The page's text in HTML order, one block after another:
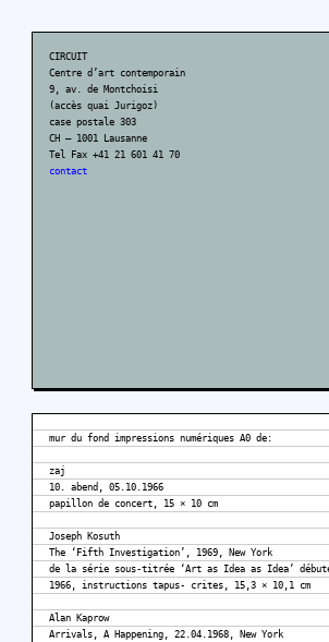
CIRCUIT
Centre d’art contemporain
9, av. de Montchoisi
(accès quai Jurigoz)
case postale 303
CH – 1001 Lausanne
Tel Fax +41 21 601 41 70
contact
mur du fond impressions numériques A0 de:
zaj
10. abend, 05.10.1966
papillon de concert, 15 × 10 cm
Joseph Kosuth
The ‘Fifth Investigation’, 1969, New York
de la série sous-titrée ‘Art as Idea as Idea’
1966, instructions tapus- crites, 15,3 × 10,1 cm
Alan Kaprow
Arrivals, A Happening, 22.04.1968, New York